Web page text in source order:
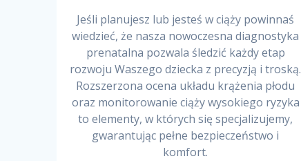
Jeśli planujesz lub jesteś w ciąży powinnaś
wiedzieć, że nasza nowoczesna diagnostyka
prenatalna pozwala śledzić każdy etap
rozwoju Waszego dziecka z precyzją i troską.
Rozszerzona ocena układu krążenia płodu
oraz monitorowanie ciąży wysokiego ryzyka
to elementy, w których się specjalizujemy,
gwarantując pełne bezpieczeństwo i
komfort.